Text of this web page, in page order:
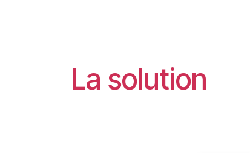
La solution